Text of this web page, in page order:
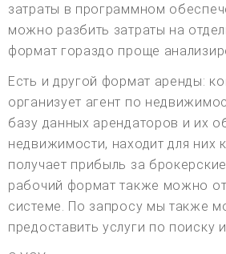
затраты в программном
можно разбить затраты на
формат гораздо проще
Есть и другой формат аренды:
организует агент по
базу данных арендаторов и их
недвижимости, находит для них
получает прибыль за
рабочий формат также можно
системе. По запросу мы также
предоставить услуги по поиску